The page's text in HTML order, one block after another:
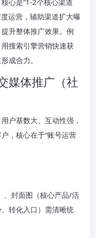
心是“1-2个核心渠道
运营，辅助渠道扩大曝
升整体推广效果。例
搜索引擎营销快速获
成合力。
媒体推广（社
户基数大、互动性强，
，核心在于“账号运营
、封面图（核心产品/活
转化入口）需清晰统